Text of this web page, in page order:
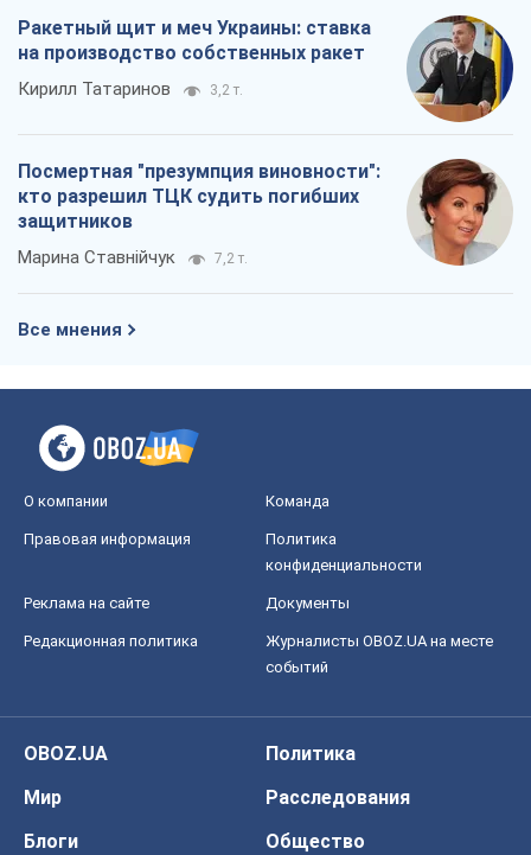
Ракетный щит и меч Украины: ставка
на производство собственных ракет
Кирилл Татаринов 3,2 т.
Посмертная "презумпция виновности":
кто разрешил ТЦК судить погибших
защитников
Марина Ставнійчук 7,2 т.
Все мнения
О компании Команда
Правовая информация
Политика
конфиденциальности
Реклама на сайте Документы
Редакционная политика
Журналисты OBOZ.UA на месте
событий
OBOZ.UA
Политика
Мир
Расследования
Блоги
Общество